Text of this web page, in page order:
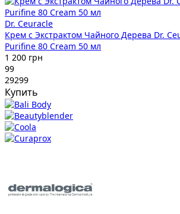
Dr. Ceuracle
Крем с Экстрактом Чайного Дерева Dr.
Purifine 80 Cream 50 мл
1 200 грн
99
29299
Купить